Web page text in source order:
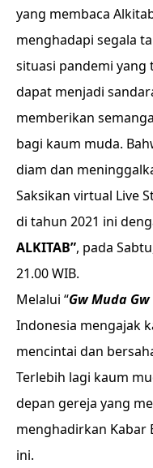
yang membaca
menghadapi segala
situasi pandemi yang
dapat menjadi
memberikan
bagi kaum muda.
diam dan
Saksikan virtual Live
di tahun 2021 ini
ALKITAB”, pada
21.00 WIB.
Melalui “Gw Muda
Indonesia mengajak
mencintai dan
Terlebih lagi kaum
depan gereja yang
menghadirkan Kabar
ini.